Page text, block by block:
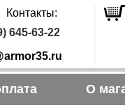
Контакты:
645-63-22
О